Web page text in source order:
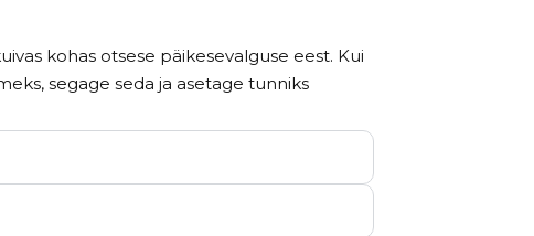
kohas otsese päikesevalguse eest. Kui
segage seda ja asetage tunniks